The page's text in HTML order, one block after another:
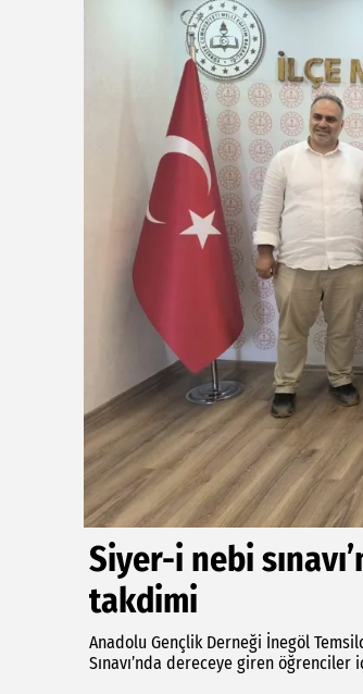
Siyer-i nebi
takdimi
Anadolu Gençlik Derneği İnegöl
Sınavı’nda dereceye giren